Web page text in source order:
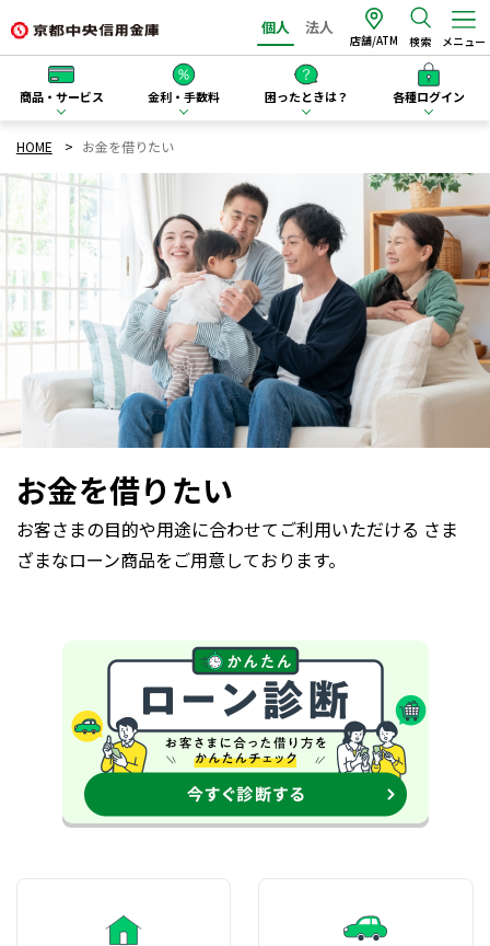
個人 法人
店舗/ATM 検索 メニュー
商品・サービス 金利・手数料 困ったときは？ 各種ログイン
HOME お金を借りたい
お金を借りたい
お客さまの目的や用途に合わせてご利用いただける さま
ざまなローン商品をご用意しております。